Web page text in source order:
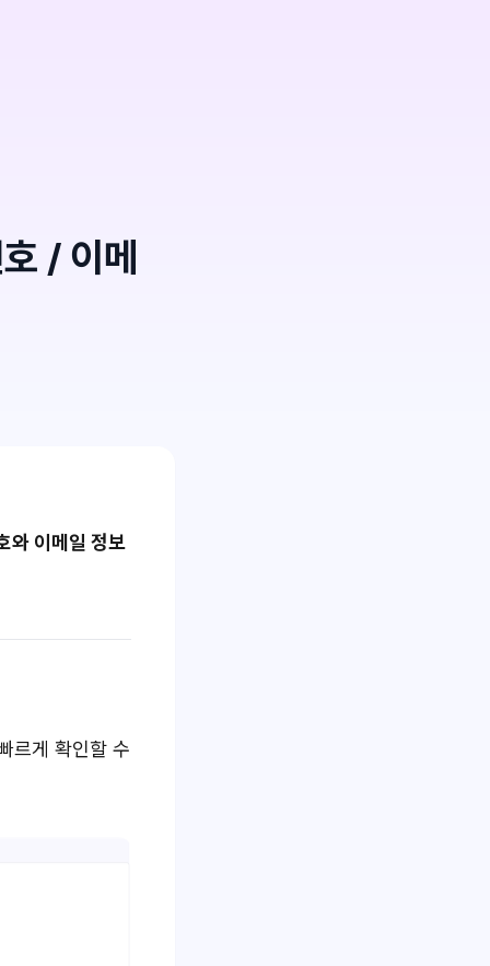
/ 이메
와 이메일 정보
르게 확인할 수